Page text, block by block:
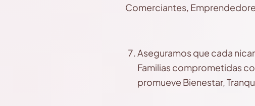
Comerciantes,
Aseguramos que cada
Familias comprometidas
promueve Bienestar,